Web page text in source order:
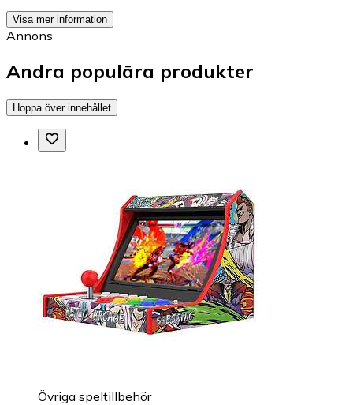
Visa mer information
Annons
Andra populära produkter
Hoppa över innehållet
Övriga speltillbehör